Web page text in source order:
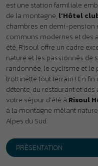
PRÉSENTATION
Au cœur de la station
ou dépassant les 3000
vous accueille dans un
des forêts, lacs et
commerces sont à moins
Votre
Séjour en demi-
130 chambres réparties sur
étage).